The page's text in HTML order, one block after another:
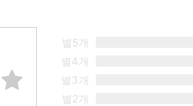
별5개
별4개
별3개
별2개